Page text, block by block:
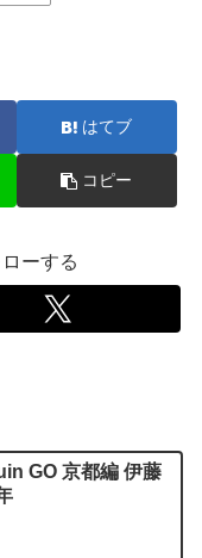
はてブ
コピー
ーする
GO 京都編 伊藤